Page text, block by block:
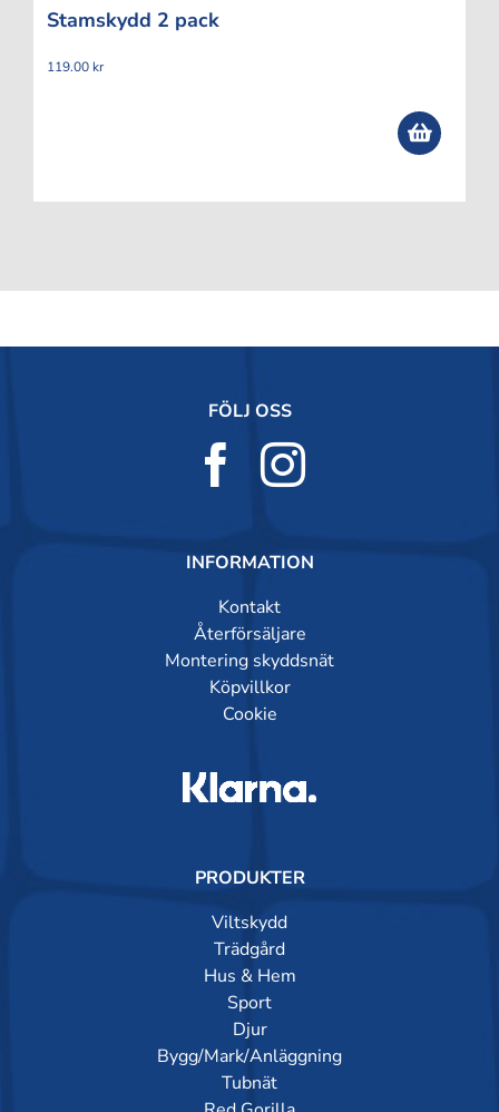
Stamskydd 2 pack
119.00 kr
FÖLJ OSS
INFORMATION
Kontakt
Återförsäljare
Montering skyddsnät
Köpvillkor
Cookie
PRODUKTER
Viltskydd
Trädgård
Hus & Hem
Sport
Djur
Bygg/Mark/Anläggning
Tubnät